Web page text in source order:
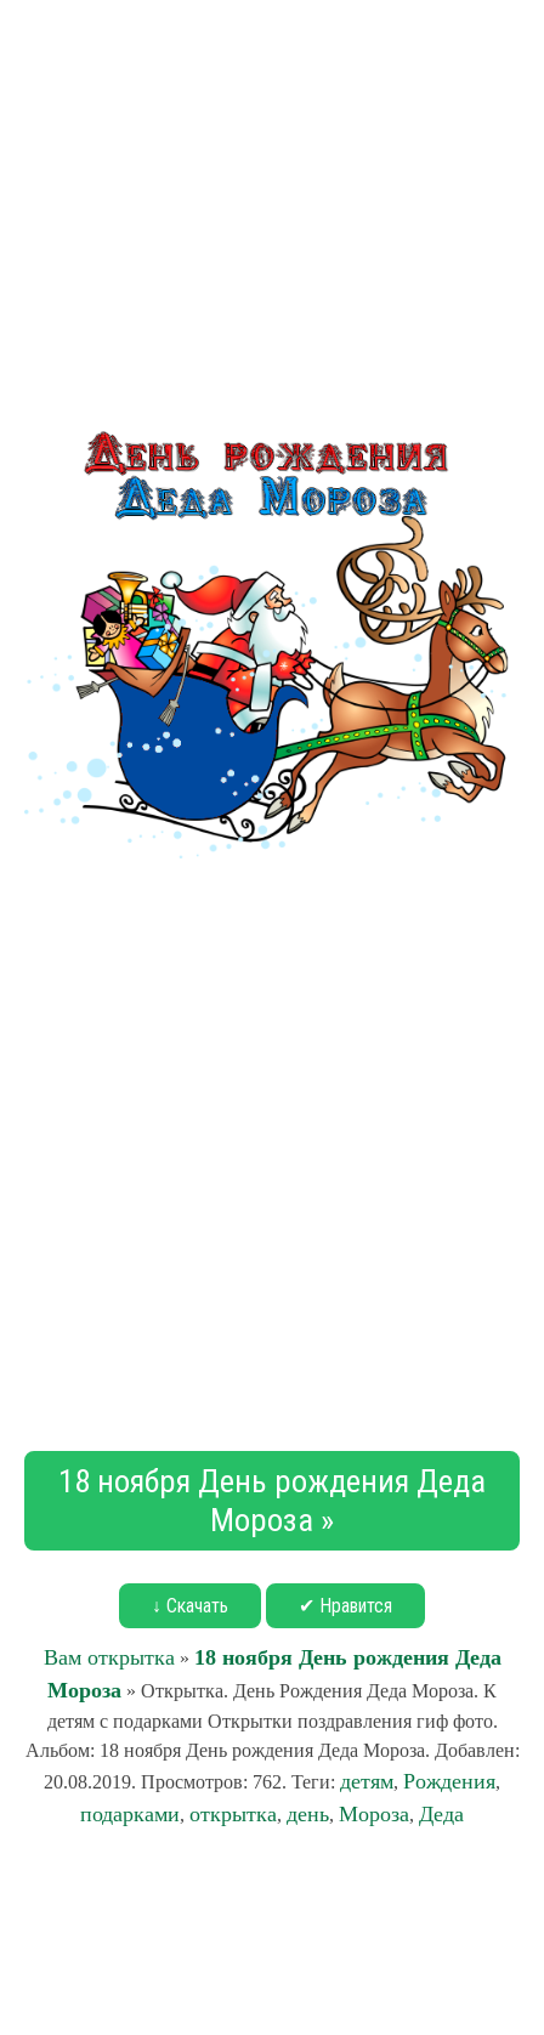
18 ноября День рождения Деда
Мороза »
↓ Скачать ✔ Нравится
Вам открытка» 18 ноября День рождения Деда
Мороза » Открытка. День Рождения Деда Мороза. К
детям с подарками Открытки поздравления гиф фото.
Альбом: 18 ноября День рождения Деда Мороза. Добавлен:
20.08.2019. Просмотров: 762. Теги: детям, Рождения,
подарками, открытка, день, Мороза, Деда